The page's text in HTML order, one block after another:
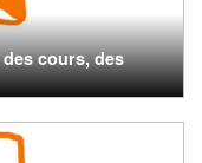
cours, des